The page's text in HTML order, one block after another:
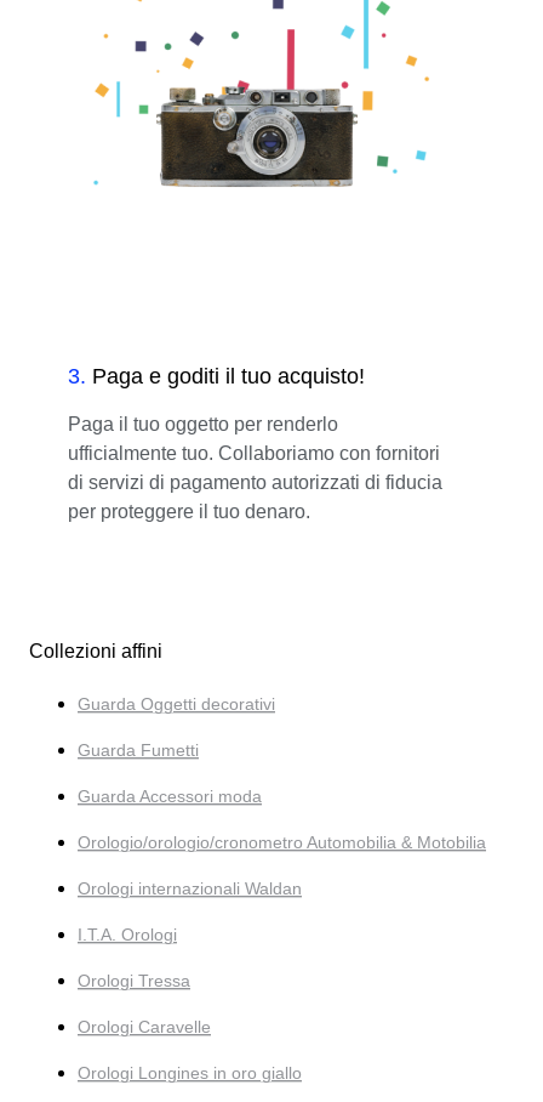
3. Paga e goditi il tuo acquisto!
Paga il tuo oggetto per renderlo
ufficialmente tuo. Collaboriamo con fornitori
di servizi di pagamento autorizzati di fiducia
per proteggere il tuo denaro.
Collezioni affini
Guarda Oggetti decorativi
Guarda Fumetti
Guarda Accessori moda
Orologio/orologio/cronometro Automobilia & Motobilia
Orologi internazionali Waldan
I.T.A. Orologi
Orologi Tressa
Orologi Caravelle
Orologi Longines in oro giallo